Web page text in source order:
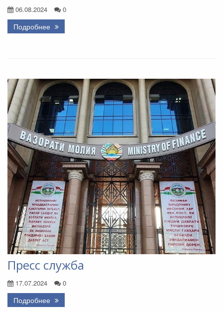
06.08.2024 0
Подробнее
Пресс служба
17.07.2024 0
Подробнее